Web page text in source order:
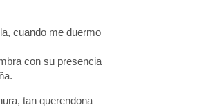
cuando me duermo
con su presencia
tan querendona